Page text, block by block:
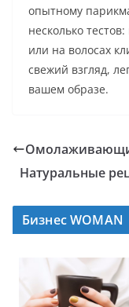
опытному
несколько
или на волосах
свежий взгляд,
вашем образе.
Натуральные
Бизнес WOMAN